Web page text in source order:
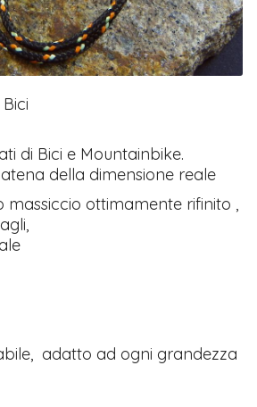
di Bici e Mountainbike.
della dimensione reale
massiccio ottimamente rifinito ,
adatto ad ogni grandezza